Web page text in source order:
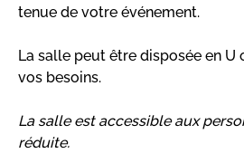
tenue de votre événement.
La salle peut être disposée en U
vos besoins.
La salle est accessible aux
réduite.